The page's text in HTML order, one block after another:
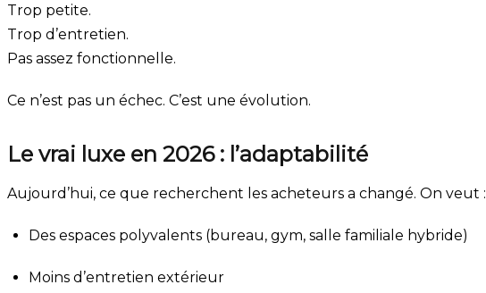
Trop petite.
Trop d’entretien.
Pas assez fonctionnelle.
Ce n’est pas un échec. C’est une évolution.
Le vrai luxe en 2026 : l’adaptabilité
Aujourd’hui, ce que recherchent les acheteurs a changé. On veut :
Des espaces polyvalents (bureau, gym, salle familiale hybride)
Moins d’entretien extérieur